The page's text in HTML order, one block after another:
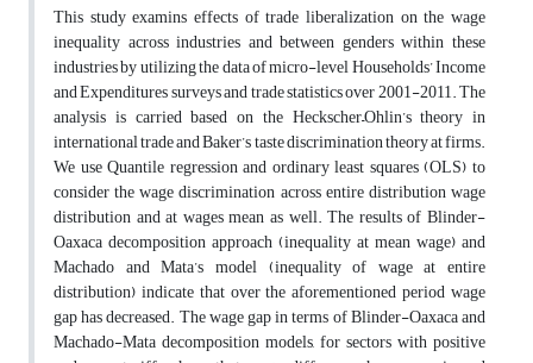
This study examins effects of trade liberalization on the wage
inequality across industries and between genders within these
industries by utilizing the data of micro-level Households’ Income
and Expenditures surveys and trade statistics over 2001-2011. The
analysis is carried based on the Heckscher–Ohlin’s theory in
international trade and Baker’s taste discrimination theory at firms.
We use Quantile regression and ordinary least squares (OLS) to
consider the wage discrimination across entire distribution wage
distribution and at wages mean as well. The results of Blinder-
Oaxaca decomposition approach (inequality at mean wage) and
Machado and Mata’s model (inequality of wage at entire
distribution) indicate that over the aforementioned period wage
gap has decreased. The wage gap in terms of Blinder-Oaxaca and
Machado-Mata decomposition models, for sectors with positive